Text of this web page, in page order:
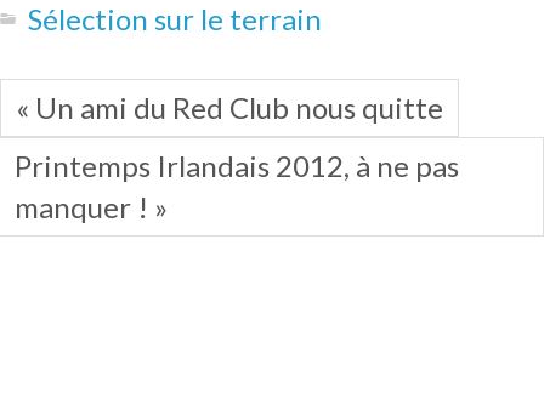
Sélection sur le terrain
« Un ami du Red Club nous quitte
Printemps Irlandais 2012, à ne pas
manquer ! »